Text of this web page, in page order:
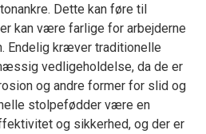
Dette kan føre til
kan være farlige for arbejderne
Endelig kræver traditionelle
vedligeholdelse, da de er
og andre former for slid og
stolpefødder være en
og sikkerhed, og der er